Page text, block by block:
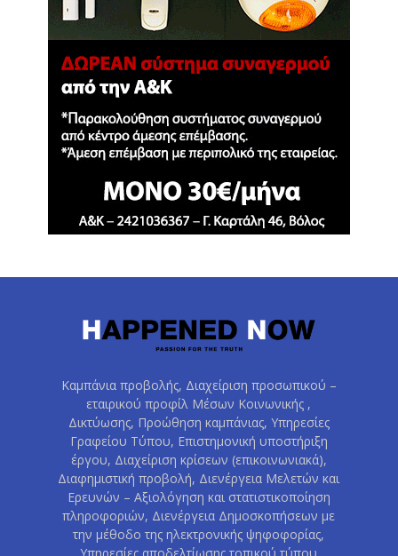
Καμπάνια προβολής, Διαχείριση προσωπικού –
εταιρικού προφίλ Μέσων Κοινωνικής ,
Δικτύωσης, Προώθηση καμπάνιας, Υπηρεσίες
Γραφείου Τύπου, Επιστημονική υποστήριξη
έργου, Διαχείριση κρίσεων (επικοινωνιακά),
Διαφημιστική προβολή, Διενέργεια Μελετών και
Ερευνών – Αξιολόγηση και στατιστικοποίηση
πληροφοριών, Διενέργεια Δημοσκοπήσεων με
την μέθοδο της ηλεκτρονικής ψηφοφορίας,